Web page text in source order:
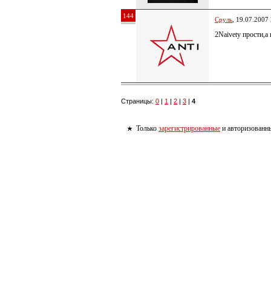
144 Сруль ,
2Naivety прости,а
Страницы: 0 | 1 | 2 | 3 | 4
Только зарегистрированные и